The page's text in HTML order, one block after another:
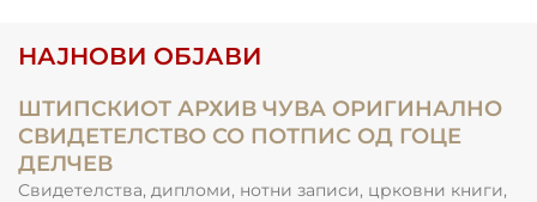
НАЈНОВИ ОБЈАВИ
ШТИПСКИОТ АРХИВ ЧУВА ОРИГИНАЛНО
СВИДЕТЕЛСТВО СО ПОТПИС ОД ГОЦЕ
ДЕЛЧЕВ
Свидетелства, дипломи, нотни записи, црковни книги,